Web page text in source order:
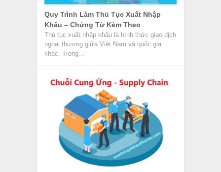
Quy Trình Làm Thủ Tục Xuất Nhập
Khẩu – Chứng Từ Kèm Theo
Thủ tục xuất nhập khẩu là hình thức giao dịch
ngoại thương giữa Việt Nam và quốc gia
khác. Trong...